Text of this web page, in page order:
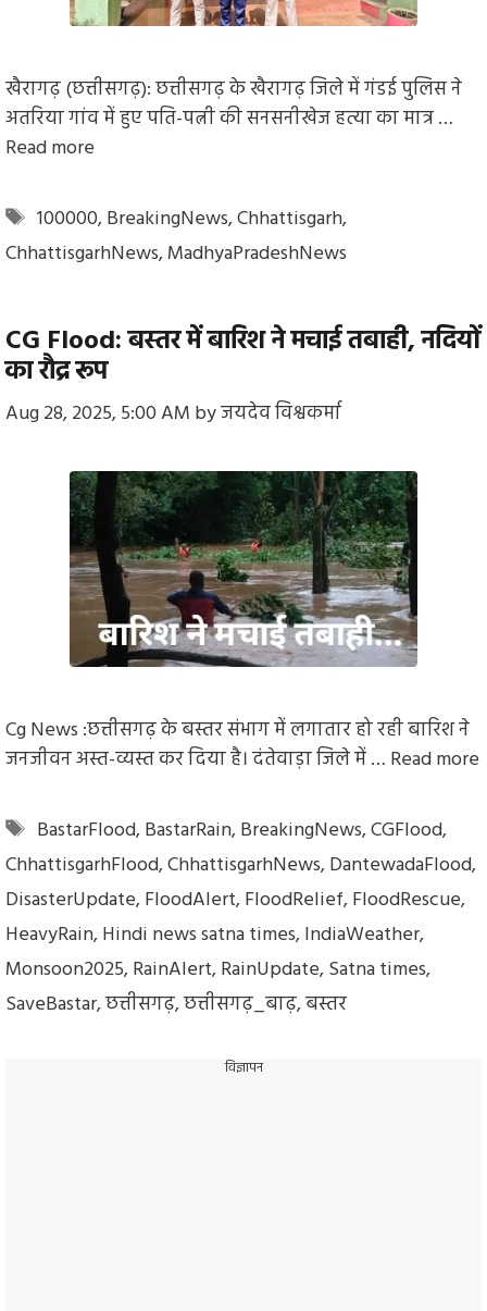
खैरागढ़ (छत्तीसगढ़): छत्तीसगढ़ के खैरागढ़ जिले में गंडई पुलिस ने
अतरिया गांव में हुए पति-पत्नी की सनसनीखेज हत्या का मात्र …
Read more
Tags
100000,BreakingNews,Chhattisgarh,
ChhattisgarhNews,MadhyaPradeshNews
CG Flood: बस्तर में बारिश ने मचाई तबाही, नदियों
का रौद्र रूप
Aug 28, 2025, 5:00 AM byजयदेव विश्वकर्मा
Cg News :छत्तीसगढ़ के बस्तर संभाग में लगातार हो रही बारिश ने
जनजीवन अस्त-व्यस्त कर दिया है। दंतेवाड़ा जिले में … Read more
Tags
BastarFlood,BastarRain,BreakingNews,CGFlood,
ChhattisgarhFlood,ChhattisgarhNews,DantewadaFlood,
DisasterUpdate,FloodAlert,FloodRelief,FloodRescue,
HeavyRain,Hindi news satna times,IndiaWeather,
Monsoon2025,RainAlert,RainUpdate,Satna times,
SaveBastar,छत्तीसगढ़,छत्तीसगढ़_बाढ़,बस्तर
विज्ञापन